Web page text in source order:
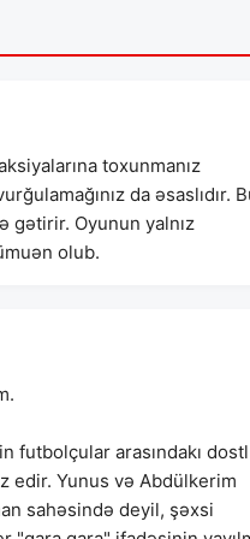
toxunmanız
da əsaslıdır.
gətirir. Oyunun yalnız
olub.
futbolçular arasındakı
edir. Yunus və Abdülkerim
sahəsində deyil, şəxsi